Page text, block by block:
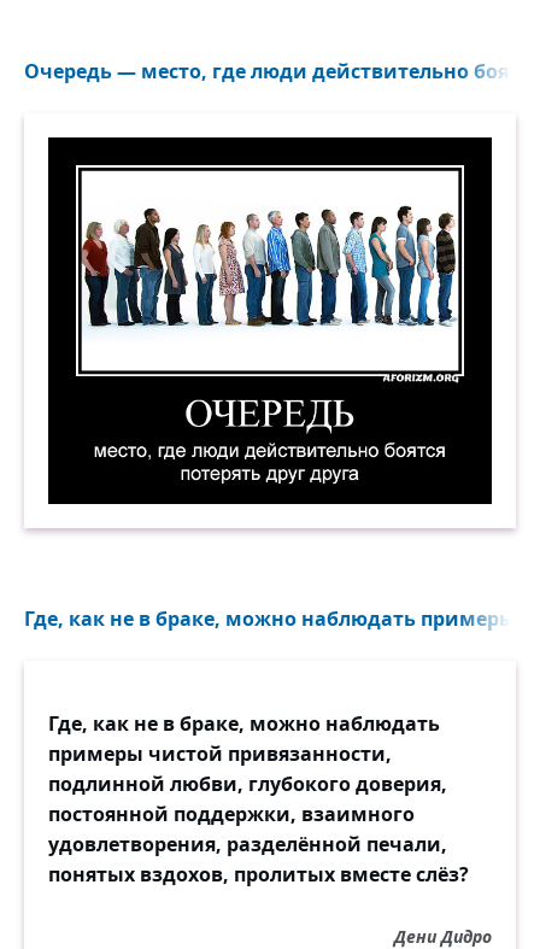
Очередь — место, где люди действительно
Очередь — место, где люди действительно
Где, как не в браке, можно наблюдать примеры
Где, как не в браке, можно наблюдать
примеры чистой привязанности,
подлинной любви, глубокого доверия,
постоянной поддержки, взаимного
удовлетворения, разделённой печали,
понятых вздохов, пролитых вместе слёз?
Дени Дидро